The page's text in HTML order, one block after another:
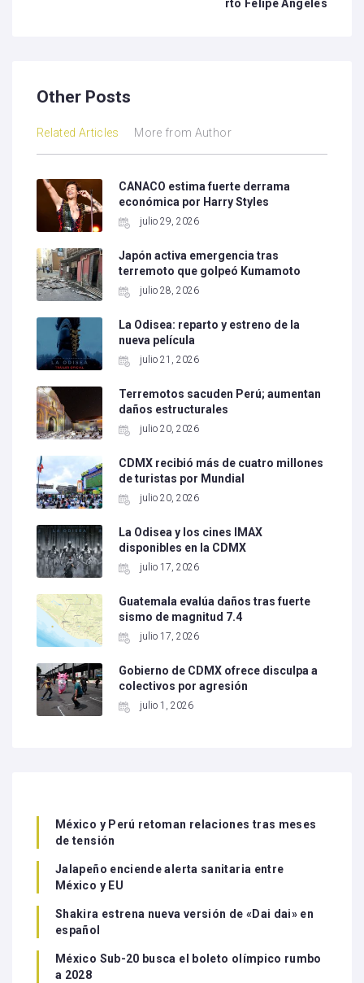
rto Felipe Ángeles
Other Posts
Related Articles More from Author
CANACO estima fuerte derrama
económica por Harry Styles
julio 29, 2026
Japón activa emergencia tras
terremoto que golpeó Kumamoto
julio 28, 2026
La Odisea: reparto y estreno de la
nueva película
julio 21, 2026
Terremotos sacuden Perú; aumentan
daños estructurales
julio 20, 2026
CDMX recibió más de cuatro millones
de turistas por Mundial
julio 20, 2026
La Odisea y los cines IMAX
disponibles en la CDMX
julio 17, 2026
Guatemala evalúa daños tras fuerte
sismo de magnitud 7.4
julio 17, 2026
Gobierno de CDMX ofrece disculpa a
colectivos por agresión
julio 1, 2026
México y Perú retoman relaciones tras meses
de tensión
Jalapeño enciende alerta sanitaria entre
México y EU
Shakira estrena nueva versión de «Dai dai» en
español
México Sub-20 busca el boleto olímpico rumbo
a 2028